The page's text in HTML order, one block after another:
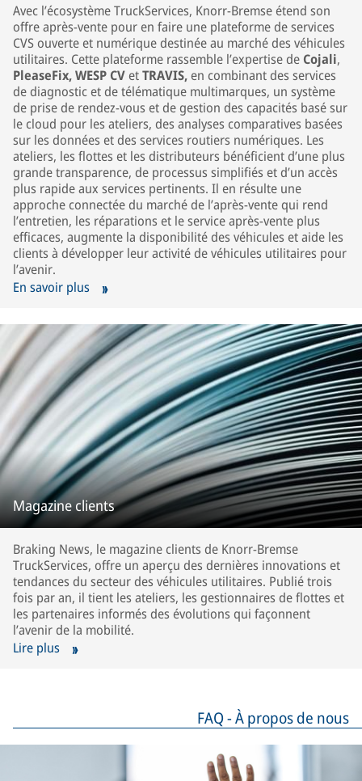
Avec l’écosystème TruckServices, Knorr-Bremse étend son
offre après-vente pour en faire une plateforme de services
CVS ouverte et numérique destinée au marché des véhicules
utilitaires. Cette plateforme rassemble l’expertise de Cojali,
PleaseFix,WESP CV etTRAVIS, en combinant des services
de diagnostic et de télématique multimarques, un système
de prise de rendez-vous et de gestion des capacités basé sur
le cloud pour les ateliers, des analyses comparatives basées
sur les données et des services routiers numériques. Les
ateliers, les flottes et les distributeurs bénéficient d’une plus
grande transparence, de processus simplifiés et d’un accès
plus rapide aux services pertinents. Il en résulte une
approche connectée du marché de l’après-vente qui rend
l’entretien, les réparations et le service après-vente plus
efficaces, augmente la disponibilité des véhicules et aide les
clients à développer leur activité de véhicules utilitaires pour
l’avenir.
En savoir plus
Magazine clients
Braking News, le magazine clients de Knorr-Bremse
TruckServices, offre un aperçu des dernières innovations et
tendances du secteur des véhicules utilitaires. Publié trois
fois par an, il tient les ateliers, les gestionnaires de flottes et
les partenaires informés des évolutions qui façonnent
l’avenir de la mobilité.
Lire plus
FAQ - À propos de nous